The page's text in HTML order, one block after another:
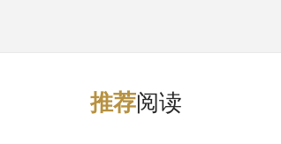
推荐阅读